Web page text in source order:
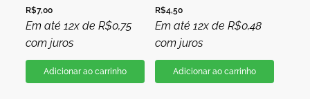
R$7,00
Em até 12x de R$0,75
com juros
Adicionar ao carrinho
R$4,50
Em até 12x de R$0,48
com juros
Adicionar ao carrinho